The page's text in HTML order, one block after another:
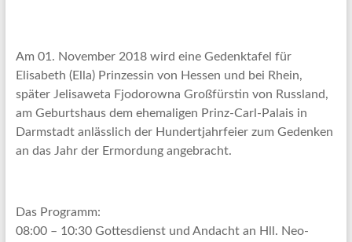
Am 01. November 2018 wird eine Gedenktafel für
Elisabeth (Ella) Prinzessin von Hessen und bei Rhein,
später Jelisaweta Fjodorowna Großfürstin von Russland,
am Geburtshaus dem ehemaligen Prinz-Carl-Palais in
Darmstadt anlässlich der Hundertjahrfeier zum Gedenken
an das Jahr der Ermordung angebracht.
Das Programm:
08:00 – 10:30 Gottesdienst und Andacht an Hll. Neo-